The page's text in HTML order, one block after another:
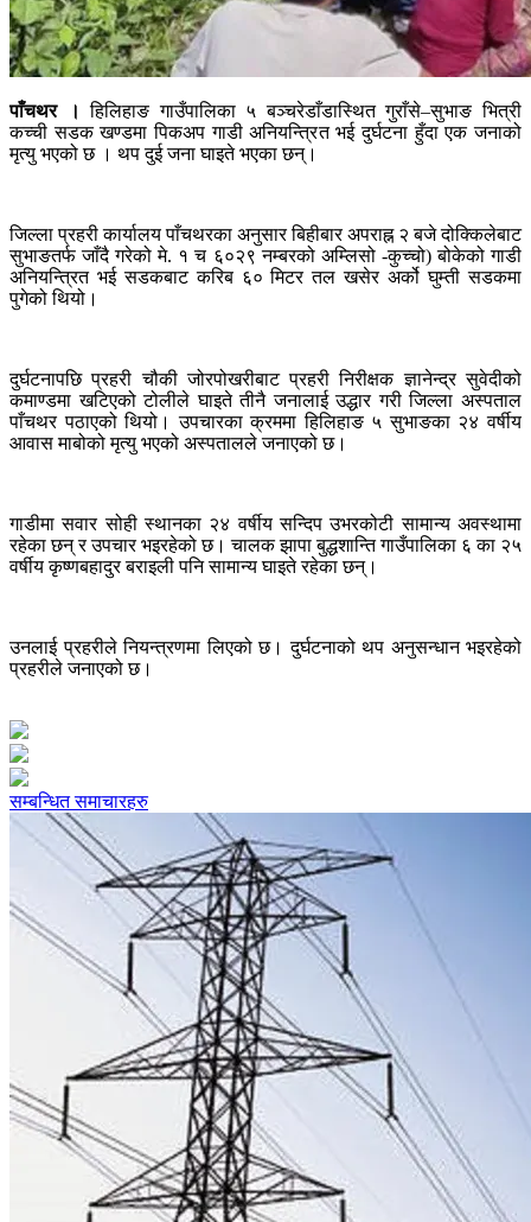
पाँचथर । हिलिहाङ गाउँपालिका ५ बञ्चरेडाँडास्थित गुराँसे–सुभाङ भित्री
कच्ची सडक खण्डमा पिकअप गाडी अनियन्त्रित भई दुर्घटना हुँदा एक जनाको
मृत्यु भएको छ । थप दुई जना घाइते भएका छन्।
जिल्ला प्रहरी कार्यालय पाँचथरका अनुसार बिहीबार अपराह्न २ बजे दोक्किलेबाट
सुभाङतर्फ जाँदै गरेको मे. १ च ६०२९ नम्बरको अम्लिसो -कुच्चो) बोकेको गाडी
अनियन्त्रित भई सडकबाट करिब ६० मिटर तल खसेर अर्को घुम्ती सडकमा
पुगेको थियो।
दुर्घटनापछि प्रहरी चौकी जोरपोखरीबाट प्रहरी निरीक्षक ज्ञानेन्द्र सुवेदीको
कमाण्डमा खटिएको टोलीले घाइते तीनै जनालाई उद्धार गरी जिल्ला अस्पताल
पाँचथर पठाएको थियो। उपचारका क्रममा हिलिहाङ ५ सुभाङका २४ वर्षीय
आवास माबोको मृत्यु भएको अस्पतालले जनाएको छ।
गाडीमा सवार सोही स्थानका २४ वर्षीय सन्दिप उभरकोटी सामान्य अवस्थामा
रहेका छन् र उपचार भइरहेको छ। चालक झापा बुद्धशान्ति गाउँपालिका ६ का २५
वर्षीय कृष्णबहादुर बराइली पनि सामान्य घाइते रहेका छन्।
उनलाई प्रहरीले नियन्त्रणमा लिएको छ। दुर्घटनाको थप अनुसन्धान भइरहेको
प्रहरीले जनाएको छ।
सम्बन्धित समाचारहरु